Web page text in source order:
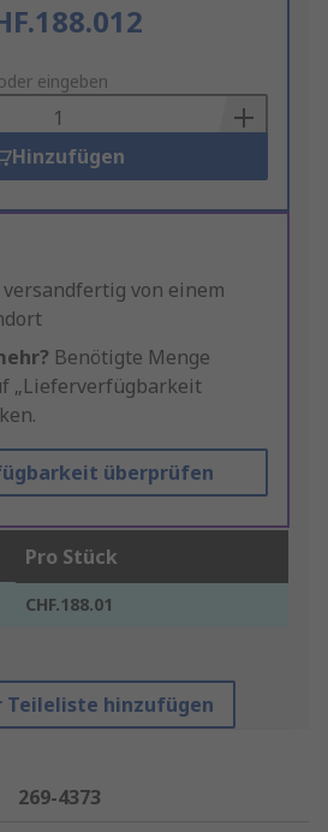
eingeben
Hinzufügen
von einem
Benötigte Menge
„Lieferverfügbarkeit
überprüfen
Pro Stück
CHF.188.01
Teileliste hinzufügen
269-4373